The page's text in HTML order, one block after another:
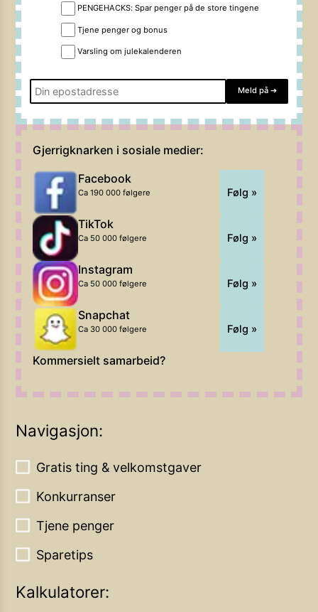
PENGEHACKS: Spar penger på de store tingene
Tjene penger og bonus
Varsling om julekalenderen
Meld på ➔
Gjerrigknarken i sosiale medier:
Facebook
Ca 190 000 følgere Følg »
TikTok
Ca 50 000 følgere Følg »
Instagram
Ca 50 000 følgere Følg »
Snapchat
Ca 30 000 følgere Følg »
Kommersielt samarbeid?
Navigasjon:
Gratis ting & velkomstgaver
Konkurranser
Tjene penger
Sparetips
Kalkulatorer: